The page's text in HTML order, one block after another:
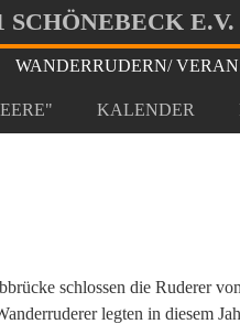
SCHÖNEBECK E.V.
WANDERRUDERN/
KALENDER
schlossen die Ruderer
legten in diesem